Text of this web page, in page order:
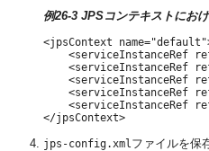
例26-3 JPSコンテキストにお
<jpsContext
<serviceInstanceRef
<serviceInstanceRef
<serviceInstanceRef
<serviceInstanceRef
<serviceInstanceRef
jps-config.xml ファイルを保